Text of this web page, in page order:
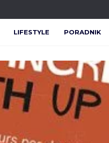
LIFESTYLE PORADNIK